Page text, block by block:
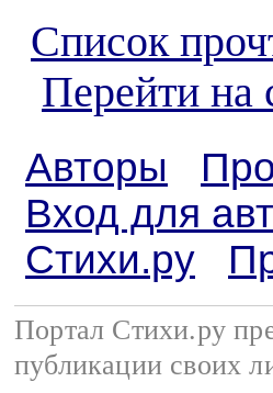
Список
Перейти на
Авторы
Вход для
Стихи.ру
Портал Стихи.ру
публикации своих